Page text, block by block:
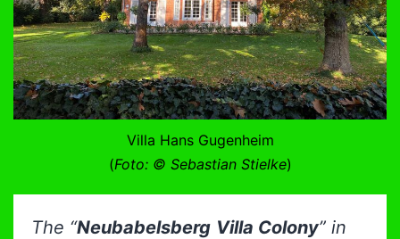
Villa Hans Gugenheim
(Foto: © Sebastian Stielke)
The “Neubabelsberg Villa Colony” in